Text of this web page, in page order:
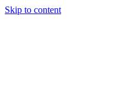
Skip to content